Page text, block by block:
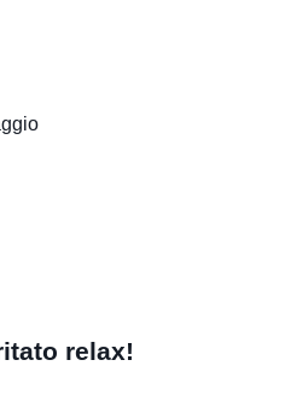
relax!